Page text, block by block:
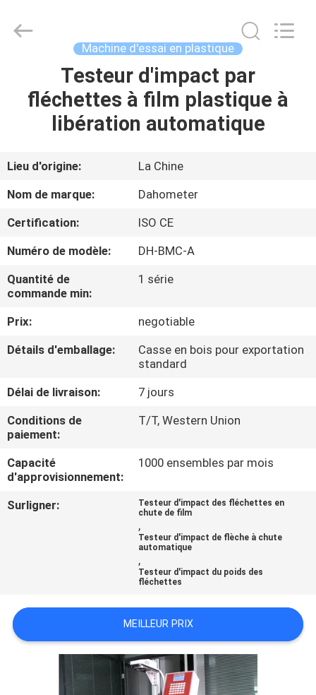
MAISON
AU
SUJET
NOUS
D'USINE
DE
QUALITÉ
CONTACTEZ-
PLAN
Reserved.
Developed
Machine d'essai en plastique
Testeur d'impact par
fléchettes à film plastique à
libération automatique
Lieu d'origine:
La Chine
Nom de marque:
Dahometer
Certification:
ISO CE
Numéro de modèle:
DH-BMC-A
Quantité de
commande min:
1 série
Prix:
negotiable
Détails d'emballage:
Casse en bois pour exportation
standard
Délai de livraison:
7 jours
Conditions de
paiement:
T/T, Western Union
Capacité
d'approvisionnement:
1000 ensembles par mois
Surligner:
Testeur d'impact des fléchettes en
chute de film
,
Testeur d'impact de flèche à chute
automatique
,
Testeur d'impact du poids des
fléchettes
MEILLEUR PRIX